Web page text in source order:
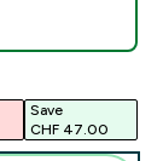
Save
CHF 47.00‎